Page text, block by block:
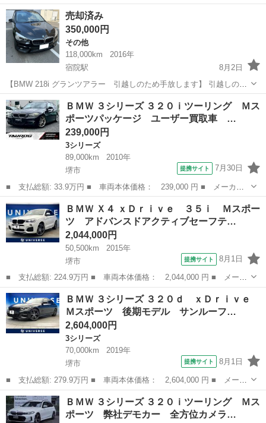
ルーズコントロール ヘッドアップディスプレイ LEDヘッドライト サ
ンルーフなし車両 パドルシフト シートヒーター 2014年式 車検令和9
年4月まで 走...
大阪 泉大津市 泉大津駅
売却済み
350,000円
その他
118,000km
2016年
宿院駅
8月2日
【BMW 218i グランツアラー 引越しのため手放します】 引越しの予
定があり、次の住居へ車を持って行くことが難しいため出品します。
2016年（平成28年）初度登録のBMW 218i グランツアラーです。 走
る、曲...
大阪 堺市 その他
ＢＭＷ ３シリーズ ３２０ｉツーリング Ｍス
ポーツパッケージ ユーザー買取車 …
239,000円
3シリーズ
89,000km
2010年
堺市
提携サイト 7月30日
■ 支払総額: 33.9万円 ■ 車両本体価格： 239,000 円 ■ メーカー
名： ＢＭＷ ■ 車種名： ３シリーズ ■ グレード名： ３２０ｉ
ツーリング Ｍスポーツパッケージ ユーザー買取車 車検令和８年
１２月 ナビ...
大阪 堺市
ＢＭＷ Ｘ４ ｘＤｒｉｖｅ ３５ｉ Ｍスポー
ツ アドバンスドアクティブセーフテ…
2,044,000円
50,500km
2015年
堺市
提携サイト 8月1日
■ 支払総額: 224.9万円 ■ 車両本体価格： 2,044,000 円 ■ メーカ
ー名： ＢＭＷ ■ 車種名： Ｘ４ ■ グレード名： ｘＤｒｉｖ
ｅ ３５ｉ Ｍスポーツ アドバンスドアクティブセーフティＰＫ
Ｇ サンルー...
大阪 堺市 BMW
ＢＭＷ ３シリーズ ３２０ｄ ｘＤｒｉｖｅ
Ｍスポーツ 後期モデル サンルーフ…
2,604,000円
3シリーズ
70,000km
2019年
堺市
提携サイト 8月1日
■ 支払総額: 279.9万円 ■ 車両本体価格： 2,604,000 円 ■ メーカ
ー名： ＢＭＷ ■ 車種名： ３シリーズ ■ グレード名： ３２０
ｄ ｘＤｒｉｖｅ Ｍスポーツ 後期モデル サンルーフ デビュー
パッケー...
大阪 堺市
ＢＭＷ ３シリーズ ３２０ｉツーリング Ｍス
ポーツ 弊社デモカー 全方位カメラ…